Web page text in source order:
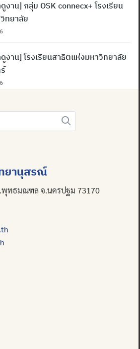
าน] กลุ่ม OSK connecx+ โรงเรียน
ทยาลัย
าน] โรงเรียนสาธิตแห่งมหาวิทยาลัย
ยานุสรณ์
พุทธมณฑล จ.นครปฐม 73170